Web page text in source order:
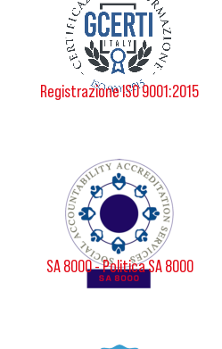
Registrazione ISO 9001:2015
SA 8000 - Politica SA 8000